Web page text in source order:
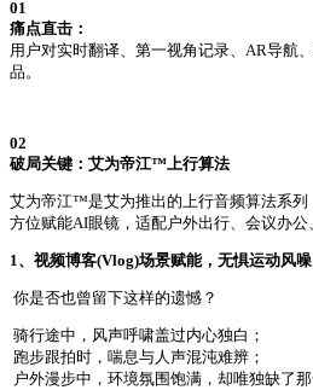
01
痛点直击：
用户对实时翻译、第一视角记录、AR导航
品。
02
破局关键：艾为帝江™上行算法
艾为帝江™是艾为推出的上行音频算法系列
方位赋能AI眼镜，适配户外出行、会议办公
1、 视频博客(Vlog)场景赋能，无惧运动风
你是否也曾留下这样的遗憾？
骑行途中，风声呼啸盖过内心独白；
跑步跟拍时，喘息与人声混沌难辨；
户外漫步中，环境氛围饱满，却唯独缺了